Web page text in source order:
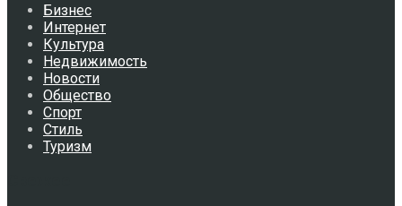
Бизнес
Интернет
Культура
Недвижимость
Новости
Общество
Спорт
Стиль
Туризм